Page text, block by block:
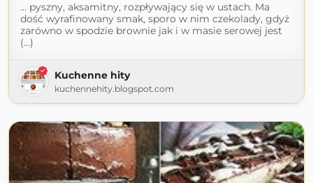
… pyszny, aksamitny, rozpływający się w ustach. Ma
dość wyrafinowany smak, sporo w nim czekolady, gdyż
zarówno w spodzie brownie jak i w masie serowej jest
(...)
Kuchenne hity
kuchennehity.blogspot.com